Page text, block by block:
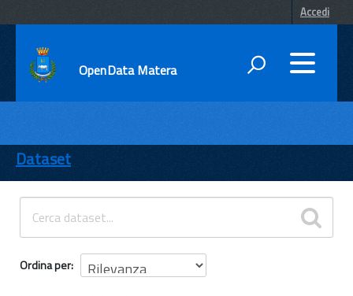
Accedi
OpenData Matera
ENTI
TEMI
INFORMAZIONI
Dataset
Ordina per